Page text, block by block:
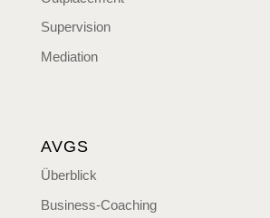
Supervision
Mediation
AVGS
Überblick
Business-Coaching